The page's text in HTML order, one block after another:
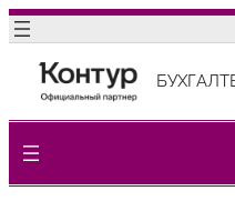
Перейти
содержимому